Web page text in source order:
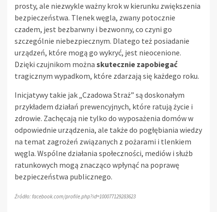
prosty, ale niezwykle ważny krok w kierunku zwiększenia
bezpieczeństwa. Tlenek węgla, zwany potocznie
czadem, jest bezbarwny i bezwonny, co czyni go
szczególnie niebezpiecznym. Dlatego też posiadanie
urządzeń, które mogą go wykryć, jest nieocenione.
Dzięki czujnikom można skutecznie zapobiegać
tragicznym wypadkom, które zdarzają się każdego roku.
Inicjatywy takie jak „Czadowa Straż” są doskonałym
przykładem działań prewencyjnych, które ratują życie i
zdrowie. Zachęcają nie tylko do wyposażenia domów w
odpowiednie urządzenia, ale także do pogłębiania wiedzy
na temat zagrożeń związanych z pożarami i tlenkiem
węgla. Wspólne działania społeczności, mediów i służb
ratunkowych mogą znacząco wpłynąć na poprawę
bezpieczeństwa publicznego.
Źródło: facebook.com/profile.php?id=100077129283623